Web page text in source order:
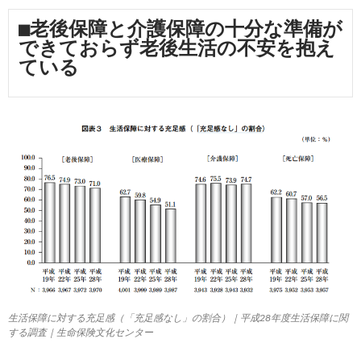
■老後保障と介護保障の十分な準備が
できておらず老後生活の不安を抱え
ている
生活保障に対する充足感（「充足感なし」の割合）｜平成28年度生活保障に関
する調査｜生命保険文化センター